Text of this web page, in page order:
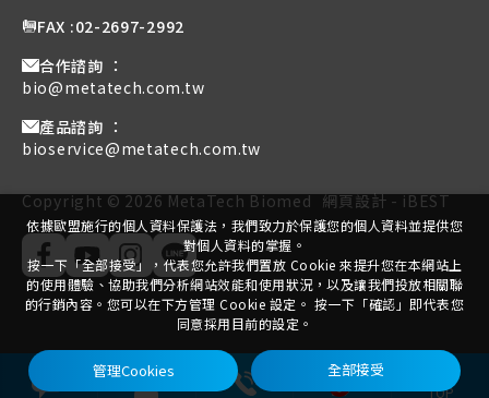
FAX :02-2697-2992
合作諮詢 ：
bio@metatech.com.tw
產品諮詢 ：
bioservice@metatech.com.tw
Copyright ©2026MetaTech Biomed 網頁設計-iBEST
0 TOP
依據歐盟施行的個人資料保護法，我們致力於保護您的個人資料並提供您
對個人資料的掌握。
按一下「全部接受」，代表您允許我們置放 Cookie 來提升您在本網站上
的使用體驗、協助我們分析網站效能和使用狀況，以及讓我們投放相關聯
的行銷內容。您可以在下方管理 Cookie 設定。 按一下「確認」即代表您
同意採用目前的設定。
管理Cookies 全部接受